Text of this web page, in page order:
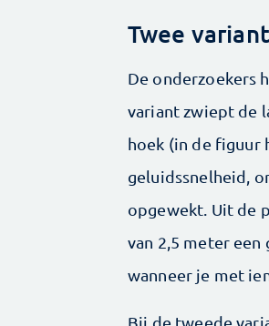
Twee
De onderzoekers
variant zwiept de
hoek (in de figuur
geluidssnelheid,
opgewekt. Uit de
van 2,5 meter
wanneer je met